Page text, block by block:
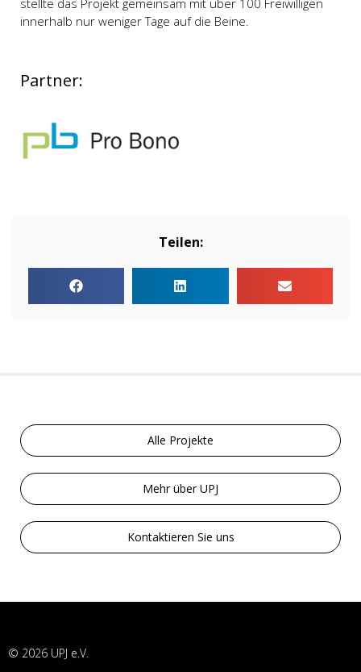
stellte das Projekt gemeinsam mit über 100 Freiwilligen
innerhalb nur weniger Tage auf die Beine.
Partner:
Teilen:
Alle Projekte
Mehr über UPJ
Kontaktieren Sie uns
© 2026 UPJ e.V.